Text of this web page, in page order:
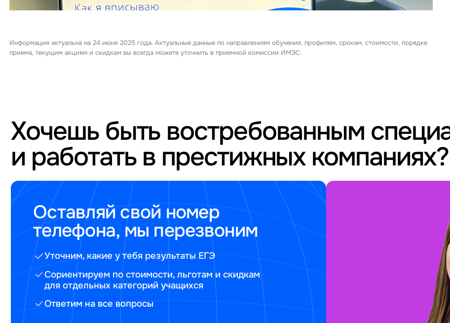
Информация актуальна на 24 июня 2025 года. Актуальные данные по направлениям обучения, профилям, срокам, стоимости, порядке
приема, текущим акциям и скидкам вы всегда можете уточнить в приемной комиссии ИМЭС.
Хочешь быть востребованным
и работать в престижных компаниях?
Оставляй свой номер
телефона, мы перезвоним
Уточним, какие у тебя результаты ЕГЭ
Сориентируем по стоимости, льготам и скидкам
для отдельных категорий учащихся
Ответим на все вопросы